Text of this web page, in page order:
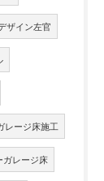
ザイン左官
レージ床施工
ガレージ床